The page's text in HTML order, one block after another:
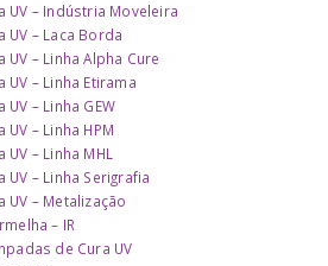
UV – Indústria Moveleira
UV – Laca Borda
– Linha Alpha Cure
– Linha Etirama
– Linha GEW
– Linha HPM
– Linha MHL
– Linha Serigrafia
UV – Metalização
– IR
de Cura UV